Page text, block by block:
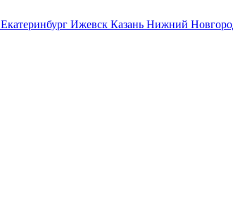
Екатеринбург Ижевск Казань Нижний